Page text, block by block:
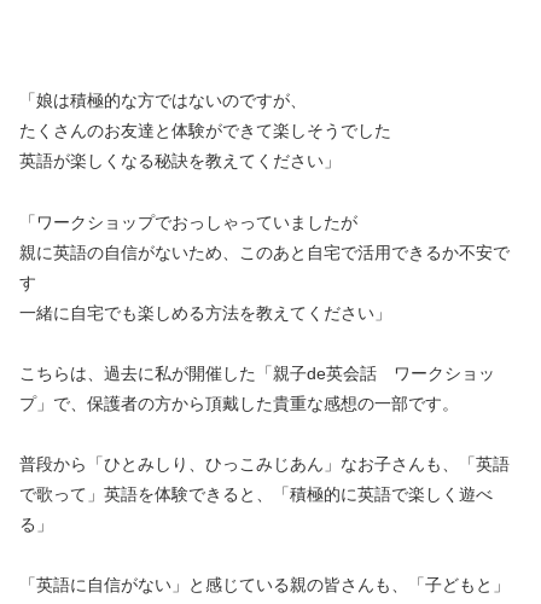
「娘は積極的な方ではないのですが、
たくさんのお友達と体験ができて楽しそうでした
英語が楽しくなる秘訣を教えてください」
「ワークショップでおっしゃっていましたが
親に英語の自信がないため、このあと自宅で活用できるか不安で
す
一緒に自宅でも楽しめる方法を教えてください」
こちらは、過去に私が開催した「親子de英会話 ワークショッ
プ」で、保護者の方から頂戴した貴重な感想の一部です。
普段から「ひとみしり、ひっこみじあん」なお子さんも、「英語
で歌って」英語を体験できると、「積極的に英語で楽しく遊べ
る」
「英語に自信がない」と感じている親の皆さんも、「子どもと」